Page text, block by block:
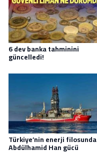
6 dev banka tahminini
güncelledi!
Türkiye’nin enerji filosunda
Abdülhamid Han gücü